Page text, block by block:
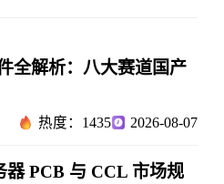
全解析：八大赛道国产
热度：1435 2026-08-07
器 PCB 与 CCL 市场规